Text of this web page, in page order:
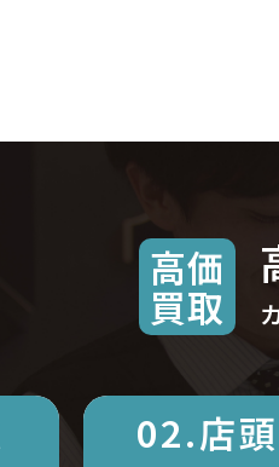
高価
買取
02.店